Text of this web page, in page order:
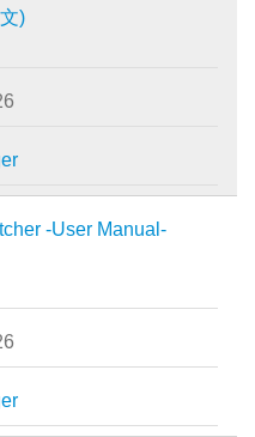
)
-User Manual-